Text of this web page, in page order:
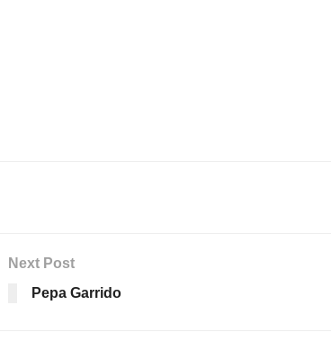
Next Post
Pepa Garrido